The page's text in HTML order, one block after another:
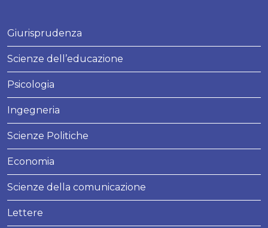
Giurisprudenza
Scienze dell’educazione
Psicologia
Ingegneria
Scienze Politiche
Economia
Scienze della comunicazione
Lettere